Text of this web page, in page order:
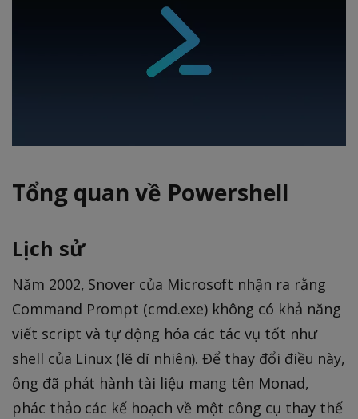
Tổng quan về Powershell
Lịch sử
Năm 2002, Snover của Microsoft nhận ra rằng
Command Prompt (cmd.exe) không có khả năng
viết script và tự động hóa các tác vụ tốt như
shell của Linux (lẽ dĩ nhiên). Để thay đổi điều này,
ông đã phát hành tài liệu mang tên Monad,
phác thảo các kế hoạch về một công cụ thay thế